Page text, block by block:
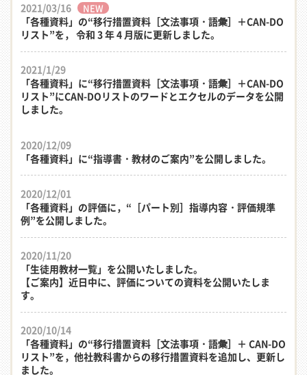
2021/03/16 NEW
「各種資料」の“移行措置資料［文法事項・語彙］＋CAN-DO
リスト”を， 令和 3 年 4 月版に更新しました。
2021/1/29
「各種資料」に“移行措置資料［文法事項・語彙］＋CAN-DO
リスト”にCAN-DOリストのワードとエクセルのデータを公開
しました。
2020/12/09
「各種資料」に“指導書・教材のご案内”を公開しました。
2020/12/01
「各種資料」の評価に，“［パート別］指導内容・評価規準
例”を公開しました。
2020/11/20
「生徒用教材一覧」を公開いたしました。
【ご案内】近日中に、評価についての資料を公開いたしま
す。
2020/10/14
「各種資料」の“移行措置資料［文法事項・語彙］＋ CAN-DO
リスト”を，他社教科書からの移行措置資料を追加し、更新し
ました。